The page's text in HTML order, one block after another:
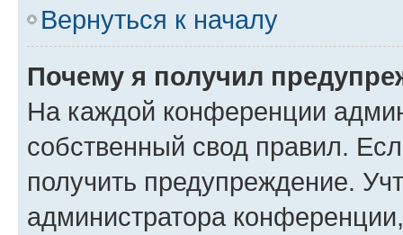
Вернуться к началу
Почему я получил
На каждой конференции
собственный свод правил.
получить предупреждение.
администратора